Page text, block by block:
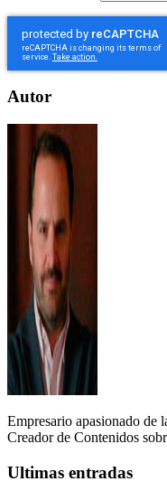
Autor
Empresario apasionado
Creador de Contenidos
Ultimas entradas